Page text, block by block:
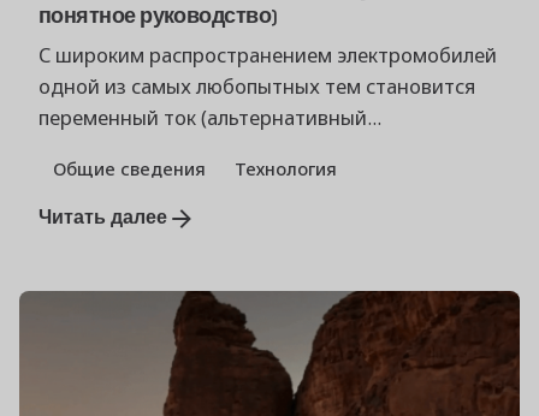
понятное руководство)
С широким распространением электромобилей
одной из самых любопытных тем становится
переменный ток (альтернативный...
Общие сведения Технология
Читать далее